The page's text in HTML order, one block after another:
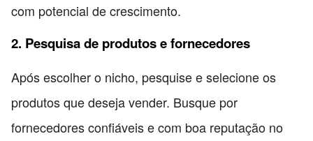
com potencial de crescimento.
2. Pesquisa de produtos e fornecedores
Após escolher o nicho, pesquise e selecione os
produtos que deseja vender. Busque por
fornecedores confiáveis e com boa reputação no